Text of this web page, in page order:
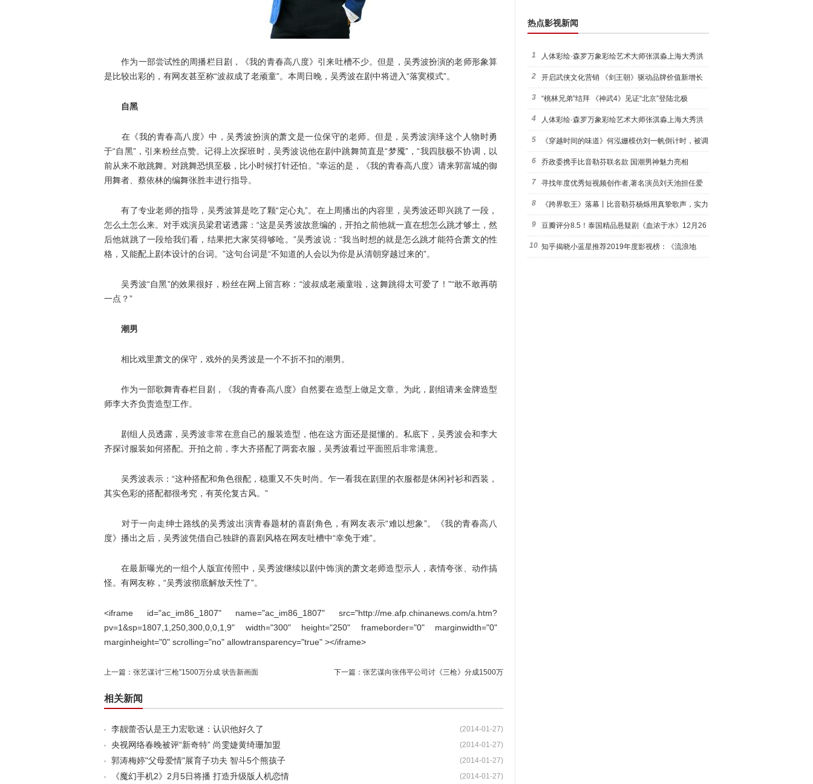
作为一部尝试性的周播栏目剧，《我的青春高八度》引来吐槽不少。但是，吴秀波扮演的老师形象算
是比较出彩的，有网友甚至称“波叔成了老顽童”。本周日晚，吴秀波在剧中将进入“落寞模式”。
自黑
在《我的青春高八度》中，吴秀波扮演的萧文是一位保守的老师。但是，吴秀波演绎这个人物时勇
于“自黑”，引来粉丝点赞。记得上次探班时，吴秀波说他在剧中跳舞简直是“梦魇”，“我四肢极不协调，以
前从来不敢跳舞。对跳舞恐惧至极，比小时候打针还怕。”幸运的是，《我的青春高八度》请来郭富城的御
用舞者、蔡依林的编舞张胜丰进行指导。
有了专业老师的指导，吴秀波算是吃了颗“定心丸”。在上周播出的内容里，吴秀波还即兴跳了一段，
怎么土怎么来。对手戏演员梁君诺透露：“这是吴秀波故意编的，开拍之前他就一直在想怎么跳才够土，然
后他就跳了一段给我们看，结果把大家笑得够呛。”吴秀波说：“我当时想的就是怎么跳才能符合萧文的性
格，又能配上剧本设计的台词。”这句台词是“不知道的人会以为你是从清朝穿越过来的”。
吴秀波“自黑”的效果很好，粉丝在网上留言称：“波叔成老顽童啦，这舞跳得太可爱了！”“敢不敢再萌
一点？”
潮男
相比戏里萧文的保守，戏外的吴秀波是一个不折不扣的潮男。
作为一部歌舞青春栏目剧，《我的青春高八度》自然要在造型上做足文章。为此，剧组请来金牌造型
师李大齐负责造型工作。
剧组人员透露，吴秀波非常在意自己的服装造型，他在这方面还是挺懂的。私底下，吴秀波会和李大
齐探讨服装如何搭配。开拍之前，李大齐搭配了两套衣服，吴秀波看过平面照后非常满意。
吴秀波表示：“这种搭配和角色很配，稳重又不失时尚。乍一看我在剧里的衣服都是休闲衬衫和西装，
其实色彩的搭配都很考究，有英伦复古风。”
对于一向走绅士路线的吴秀波出演青春题材的喜剧角色，有网友表示“难以想象”。《我的青春高八
度》播出之后，吴秀波凭借自己独辟的喜剧风格在网友吐槽中“幸免于难”。
在最新曝光的一组个人版宣传照中，吴秀波继续以剧中饰演的萧文老师造型示人，表情夸张、动作搞
怪。有网友称，“吴秀波彻底解放天性了”。
<iframe id="ac_im86_1807" name="ac_im86_1807" src="http://me.afp.chinanews.com/a.htm?
pv=1&sp=1807,1,250,300,0,0,1,9" width="300" height="250" frameborder="0" marginwidth="0"
marginheight="0" scrolling="no" allowtransparency="true" ></iframe>
上一篇： 张艺谋讨“三枪”1500万分成 状告新画面 下一篇： 张艺谋向张伟平公司讨《三枪》分成1500万
相关新闻
(2014-01-27)
李靓蕾否认是王力宏歌迷：认识他好久了
(2014-01-27)
央视网络春晚被评“新奇特” 尚雯婕黄绮珊加盟
(2014-01-27)
郭涛梅婷"父母爱情"展育子功夫 智斗5个熊孩子
(2014-01-27)
《魔幻手机2》2月5日将播 打造升级版人机恋情
热点影视新闻
1 人体彩绘·森罗万象彩绘艺术大师张淇淼上海大秀洪
荒宇宙
2 开启武侠文化营销 《剑王朝》驱动品牌价值新增长
3 “桃林兄弟”结拜 《神武4》见证“北京”登陆北极
4 人体彩绘·森罗万象彩绘艺术大师张淇淼上海大秀洪
荒宇宙
5 《穿越时间的味道》何泓姗模仿刘一帆倒计时，被调
侃“学人
6 乔政委携手比音勒芬联名款 国潮男神魅力亮相
7 寻找年度优秀短视频创作者,著名演员刘天池担任爱
奇艺号"奇
8 《跨界歌王》落幕丨比音勒芬杨烁用真挚歌声，实力
圈粉!
9 豆瓣评分8.5！泰国精品悬疑剧《血浓于水》12月26
日西瓜视
10 知乎揭晓小蓝星推荐2019年度影视榜：《流浪地